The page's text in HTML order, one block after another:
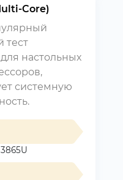
Core)
тест
настольных
системную